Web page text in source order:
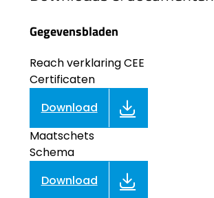
Gegevensbladen
Reach verklaring CEE
Certificaten
Download
Maatschets
Schema
Download